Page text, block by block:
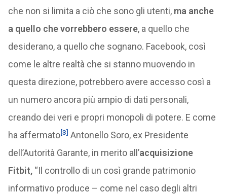
che non si limita a ciò che sono gli utenti, ma anche
a quello che vorrebbero essere, a quello che
desiderano, a quello che sognano. Facebook, così
come le altre realtà che si stanno muovendo in
questa direzione, potrebbero avere accesso così a
un numero ancora più ampio di dati personali,
creando dei veri e propri monopoli di potere. E come
ha affermato[3] Antonello Soro, ex Presidente
dell’Autorità Garante, in merito all’acquisizione
Fitbit, “Il controllo di un così grande patrimonio
informativo produce – come nel caso degli altri